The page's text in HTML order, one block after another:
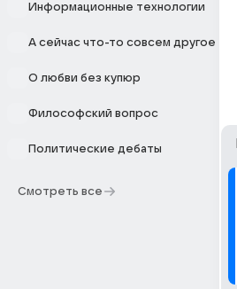
Информационные технологии
А сейчас что-то совсем другое
О любви без купюр
Философский вопрос
Политические дебаты
Смотреть все